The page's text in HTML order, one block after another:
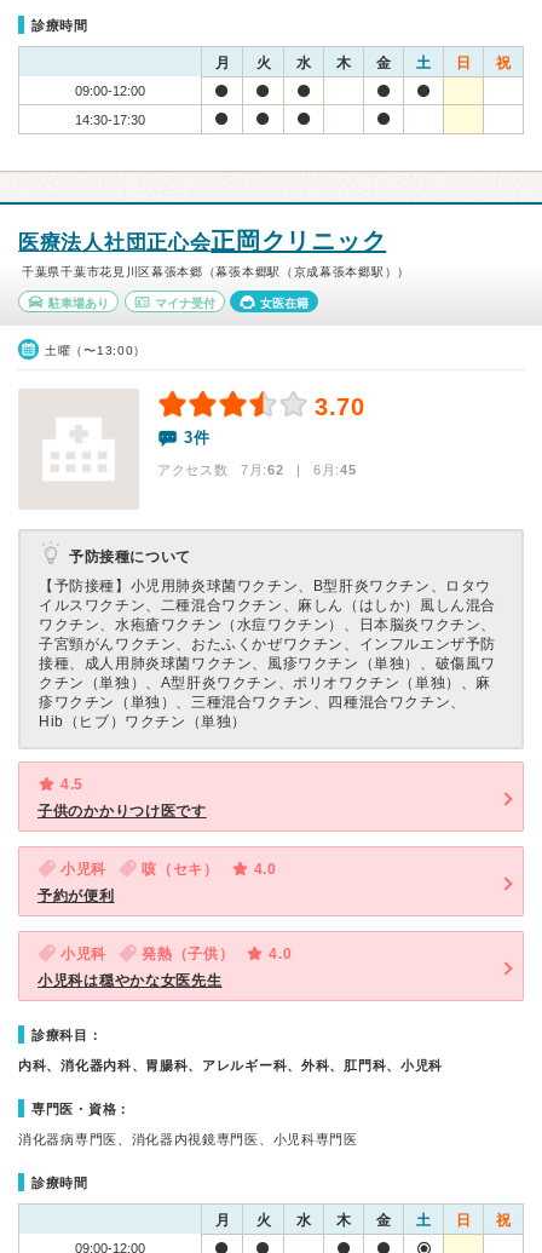
診療時間
月 火 水 木 金 土 日 祝
09:00-12:00
14:30-17:30
医療法人社団正心会正岡クリニック
千葉県千葉市花見川区幕張本郷（幕張本郷駅（京成幕張本郷駅））
駐車場あり マイナ受付 女医在籍
土曜（〜13:00）
3.70
3件
アクセス数 7月:62 | 6月:45
予防接種について
【予防接種】 小児用肺炎球菌ワクチン、B型肝炎ワクチン、ロタウ
イルスワクチン、二種混合ワクチン、麻しん（はしか）風しん混合
ワクチン、水疱瘡ワクチン（水痘ワクチン）、日本脳炎ワクチン、
子宮頸がんワクチン、おたふくかぜワクチン、インフルエンザ予防
接種、成人用肺炎球菌ワクチン、風疹ワクチン（単独）、破傷風ワ
クチン（単独）、A型肝炎ワクチン、ポリオワクチン（単独）、麻
疹ワクチン（単独）、三種混合ワクチン、四種混合ワクチン、
Hib（ヒブ）ワクチン（単独）
4.5
子供のかかりつけ医です
小児科 咳（セキ）
4.0
予約が便利
小児科 発熱（子供）
4.0
小児科は穏やかな女医先生
診療科目：
内科、消化器内科、胃腸科、アレルギー科、外科、肛門科、小児科
専門医・資格：
消化器病専門医、消化器内視鏡専門医、小児科専門医
診療時間
月 火 水 木 金 土 日 祝
09:00-12:00